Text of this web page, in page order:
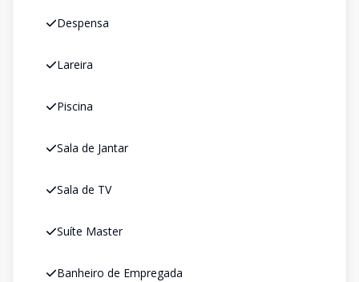
Despensa
Lareira
Piscina
Sala de Jantar
Sala de TV
Suíte Master
Banheiro de Empregada